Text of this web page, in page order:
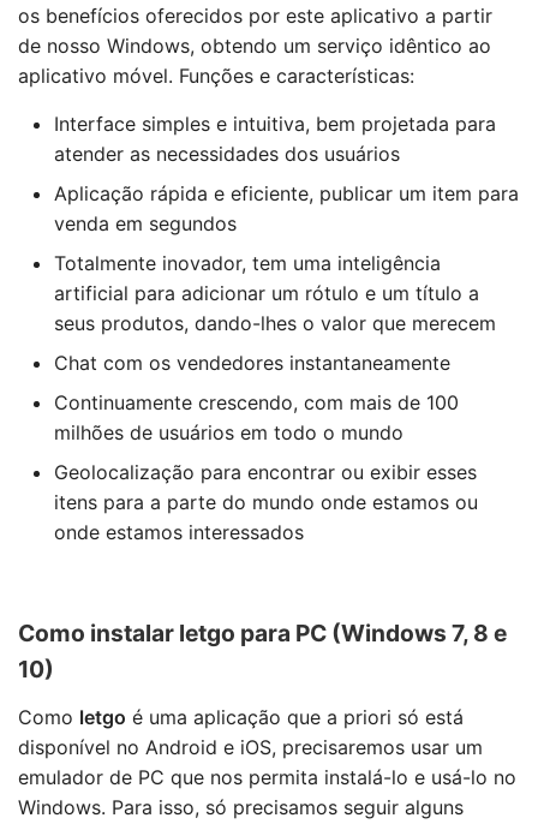
os benefícios oferecidos por este aplicativo a partir
de nosso Windows, obtendo um serviço idêntico ao
aplicativo móvel. Funções e características:
Interface simples e intuitiva, bem projetada para
atender as necessidades dos usuários
Aplicação rápida e eficiente, publicar um item para
venda em segundos
Totalmente inovador, tem uma inteligência
artificial para adicionar um rótulo e um título a
seus produtos, dando-lhes o valor que merecem
Chat com os vendedores instantaneamente
Continuamente crescendo, com mais de 100
milhões de usuários em todo o mundo
Geolocalização para encontrar ou exibir esses
itens para a parte do mundo onde estamos ou
onde estamos interessados
Como instalar letgo para PC (Windows 7, 8 e
10)
Como letgo é uma aplicação que a priori só está
disponível no Android e iOS, precisaremos usar um
emulador de PC que nos permita instalá-lo e usá-lo no
Windows. Para isso, só precisamos seguir alguns